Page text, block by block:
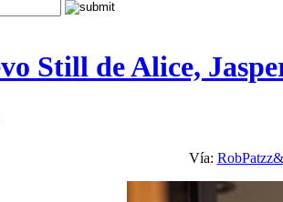
Still de Alice,
Vía: